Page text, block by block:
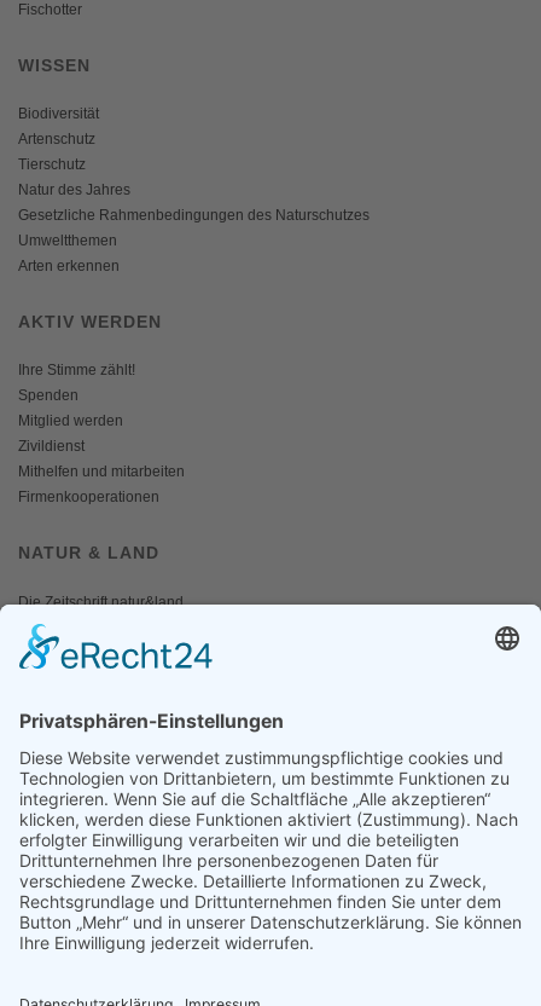
Fischotter
WISSEN
Biodiversität
Artenschutz
Tierschutz
Natur des Jahres
Gesetzliche Rahmenbedingungen des Naturschutzes
Umweltthemen
Arten erkennen
AKTIV WERDEN
Ihre Stimme zählt!
Spenden
Mitglied werden
Zivildienst
Mithelfen und mitarbeiten
Firmenkooperationen
NATUR & LAND
Die Zeitschrift natur&land
Archiv
Mediadaten
Fotos und Logos
Presseaussendungen
Presse
Presseinformationen abonnieren
ÜBER UNS
Naturschutzbund